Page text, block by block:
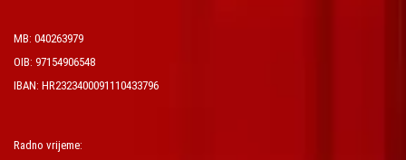
MB: 040263979
OIB: 97154906548
IBAN: HR2323400091110433796
Radno vrijeme: